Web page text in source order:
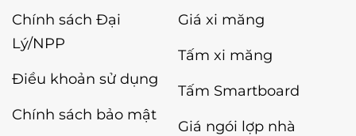
Chính sách Đại
Lý/NPP
Điều khoản sử dụng
Chính sách bảo mật
Giá xi măng
Tấm xi măng
Tấm Smartboard
Giá ngói lợp nhà